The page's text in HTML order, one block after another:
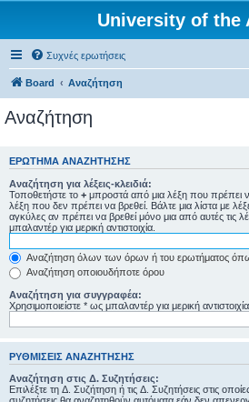
University of the
Συχνές ερωτήσεις
Board Αναζήτηση
Αναζήτηση
ΕΡΏΤΗΜΑ ΑΝΑΖΉΤΗΣΗΣ
Αναζήτηση για λέξεις-κλειδιά:
Τοποθετήστε το + μπροστά από μια λέξη που πρέπει
λέξη που δεν πρέπει να βρεθεί. Βάλτε μια λίστα με
αγκύλες αν πρέπει να βρεθεί μόνο μια από αυτές τις
μπαλαντέρ για μερική αντιστοιχία.
Αναζήτηση όλων των όρων ή του ερωτήματος
Αναζήτηση οποιουδήποτε όρου
Αναζήτηση για συγγραφέα:
Χρησιμοποιείστε * ως μπαλαντέρ για μερική αντιστοιχία.
ΡΥΘΜΊΣΕΙΣ ΑΝΑΖΉΤΗΣΗΣ
Αναζήτηση στις Δ. Συζητήσεις:
Επιλέξτε τη Δ. Συζήτηση ή τις Δ. Συζητήσεις στις